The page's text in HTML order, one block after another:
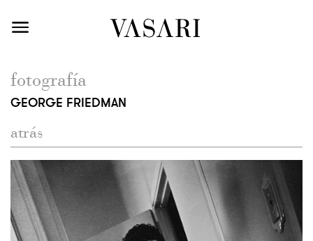
fotografía
GEORGE FRIEDMAN
atrás